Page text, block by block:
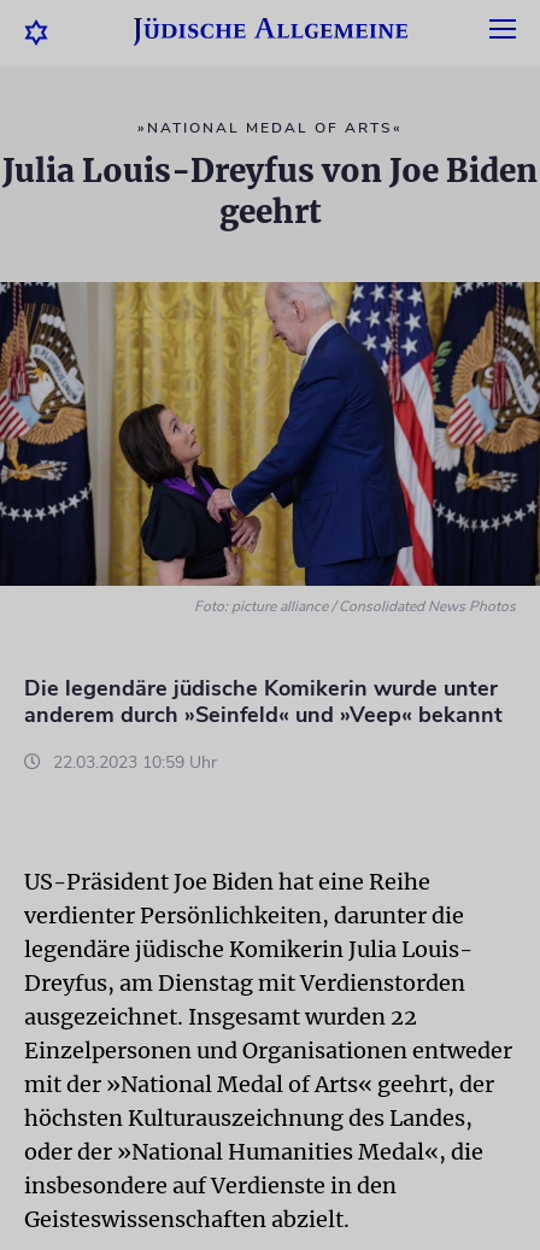
»NATIONAL MEDAL OF ARTS«
Julia Louis-Dreyfus von Joe Biden
geehrt
Foto: picture alliance / Consolidated News Photos
Die legendäre jüdische Komikerin wurde unter
anderem durch »Seinfeld« und »Veep« bekannt
22.03.2023 10:59 Uhr
US-Präsident Joe Biden hat eine Reihe
verdienter Persönlichkeiten, darunter die
legendäre jüdische Komikerin Julia Louis-
Dreyfus, am Dienstag mit Verdienstorden
ausgezeichnet. Insgesamt wurden 22
Einzelpersonen und Organisationen entweder
mit der »National Medal of Arts« geehrt, der
höchsten Kulturauszeichnung des Landes,
oder der »National Humanities Medal«, die
insbesondere auf Verdienste in den
Geisteswissenschaften abzielt.